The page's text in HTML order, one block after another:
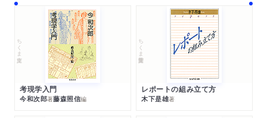
ちくま文庫
考現学入門
今和次郎著藤森照信編
ちくま学芸文庫
レポートの組み立て方
木下是雄著